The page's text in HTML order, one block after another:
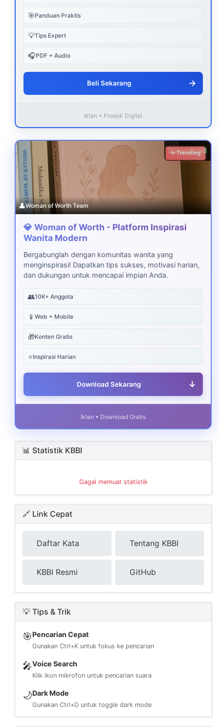
🎯Panduan Praktis
💡Tips Expert
🎧PDF + Audio
Beli Sekarang →
Iklan • Produk Digital
Download
✨ Trending
👤Woman of Worth Team
💎 Woman of Worth - Platform Inspirasi
Wanita Modern
Bergabunglah dengan komunitas wanita yang
menginspirasi! Dapatkan tips sukses, motivasi harian,
dan dukungan untuk mencapai impian Anda.
👥10K+ Anggota
📱 Web + Mobile
🎁Konten Gratis
⭐Inspirasi Harian
Download Sekarang ↓
Iklan • Download Gratis
📊 Statistik KBBI
Gagal memuat statistik
🔗 Link Cepat
Daftar Kata Tentang KBBI
KBBI Resmi GitHub
💡 Tips & Trik
🎯Pencarian Cepat
Gunakan Ctrl+K untuk fokus ke pencarian
🎤Voice Search
Klik ikon mikrofon untuk pencarian suara
🌙Dark Mode
Gunakan Ctrl+D untuk toggle dark mode